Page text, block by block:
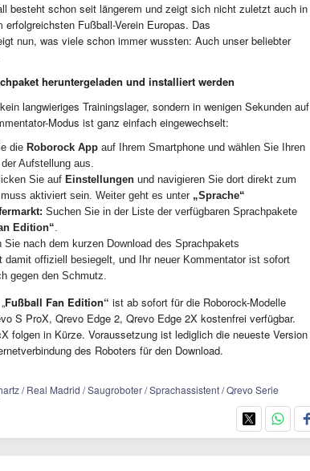
besteht schon seit längerem und zeigt sich nicht zuletzt auch in
erfolgreichsten Fußball-Verein Europas. Das
nun, was viele schon immer wussten: Auch unser beliebter
heruntergeladen und installiert werden
langwieriges Trainingslager, sondern in wenigen Sekunden auf
Modus ist ganz einfach eingewechselt:
die Roborock App auf Ihrem Smartphone und wählen Sie Ihren
Aufstellung aus.
Sie auf Einstellungen und navigieren Sie dort direkt zum
muss aktiviert sein. Weiter geht es unter „Sprache“
Suchen Sie in der Liste der verfügbaren Sprachpakete
Edition“.
Sie nach dem kurzen Download des Sprachpakets
damit offiziell besiegelt, und Ihr neuer Kommentator ist sofort
gegen den Schmutz.
Fußball Fan Edition“ ist ab sofort für die Roborock-Modelle
S ProX, Qrevo Edge 2, Qrevo Edge 2X kostenfrei verfügbar.
folgen in Kürze. Voraussetzung ist lediglich die neueste Version
des Roboters für den Download.
/ Real Madrid / Saugroboter / Sprachassistent / Qrevo Serie